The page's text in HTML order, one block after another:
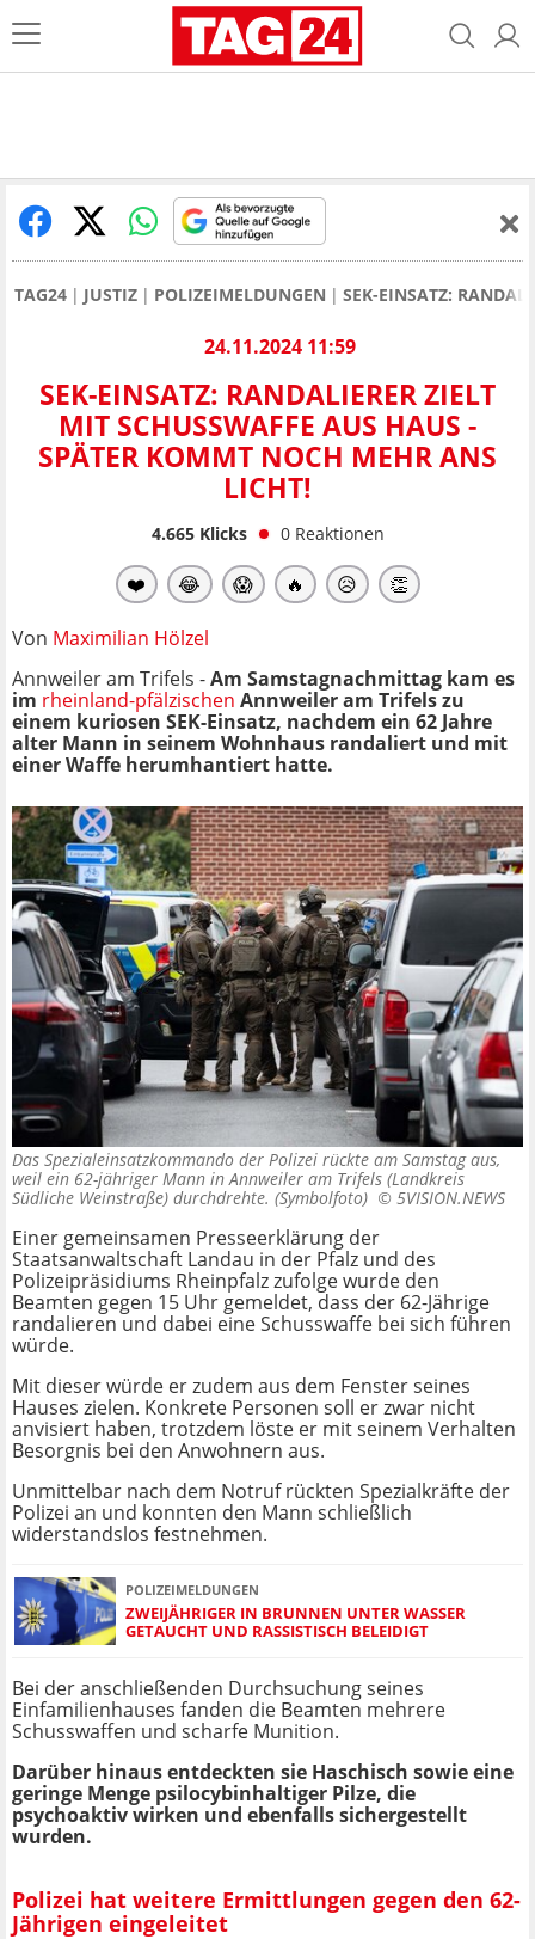
TAG24 JUSTIZ POLIZEIMELDUNGEN SEK-EINSATZ:
24.11.2024 11:59
SEK-EINSATZ: RANDALIERER ZIELT
MIT SCHUSSWAFFE AUS HAUS -
SPÄTER KOMMT NOCH MEHR ANS
LICHT!
4.665Klicks 0 Reaktionen
❤️ 😂 😱 🔥 😥 👏
Von Maximilian Hölzel
Annweiler am Trifels -Am Samstagnachmittag kam es
im rheinland-pfälzischen Annweiler am Trifels zu
einem kuriosen SEK-Einsatz, nachdem ein 62 Jahre
alter Mann in seinem Wohnhaus randaliert und mit
einer Waffe herumhantiert hatte.
Das Spezialeinsatzkommando der Polizei rückte am Samstag aus,
weil ein 62-jähriger Mann in Annweiler am Trifels (Landkreis
Südliche Weinstraße) durchdrehte. (Symbolfoto) © 5VISION.NEWS
Einer gemeinsamen Presseerklärung der
Staatsanwaltschaft Landau in der Pfalz und des
Polizeipräsidiums Rheinpfalz zufolge wurde den
Beamten gegen 15 Uhr gemeldet, dass der 62-Jährige
randalieren und dabei eine Schusswaffe bei sich führen
würde.
Mit dieser würde er zudem aus dem Fenster seines
Hauses zielen. Konkrete Personen soll er zwar nicht
anvisiert haben, trotzdem löste er mit seinem Verhalten
Besorgnis bei den Anwohnern aus.
Unmittelbar nach dem Notruf rückten Spezialkräfte der
Polizei an und konnten den Mann schließlich
widerstandslos festnehmen.
POLIZEIMELDUNGEN
ZWEIJÄHRIGER IN BRUNNEN UNTER WASSER
GETAUCHT UND RASSISTISCH BELEIDIGT
Bei der anschließenden Durchsuchung seines
Einfamilienhauses fanden die Beamten mehrere
Schusswaffen und scharfe Munition.
Darüber hinaus entdeckten sie Haschisch sowie eine
geringe Menge psilocybinhaltiger Pilze, die
psychoaktiv wirken und ebenfalls sichergestellt
wurden.
Polizei hat weitere Ermittlungen gegen den 62-
Jährigen eingeleitet